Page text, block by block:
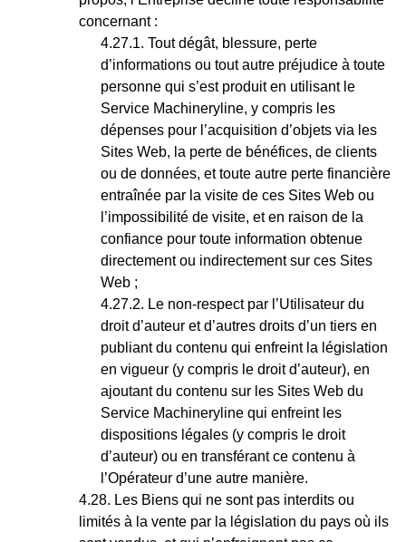
concernant :
Tout dégât, blessure, perte
d’informations ou tout autre préjudice à toute
personne qui s’est produit en utilisant le
Service Machineryline, y compris les
dépenses pour l’acquisition d’objets via les
Sites Web, la perte de bénéfices, de clients
ou de données, ettoute autre perte financière
entraînée par la visite de ces Sites Web ou
l’impossibilité de visite, et en raison de la
confiance pour toute information obtenue
directement ou indirectement sur ces Sites
Web ;
Le non-respect par l’Utilisateur du
droit d’auteur et d’autres droits d’un tiers en
publiant du contenu qui enfreint la législation
en vigueur (y compris le droit d’auteur), en
ajoutant du contenu sur les Sites Web du
Service Machineryline qui enfreint les
dispositions légales (y compris le droit
d’auteur) ou en transférant ce contenu à
l’Opérateur d’une autre manière.
Les Biens qui ne sont pas interdits ou
limités à la vente par la législation du pays où ils